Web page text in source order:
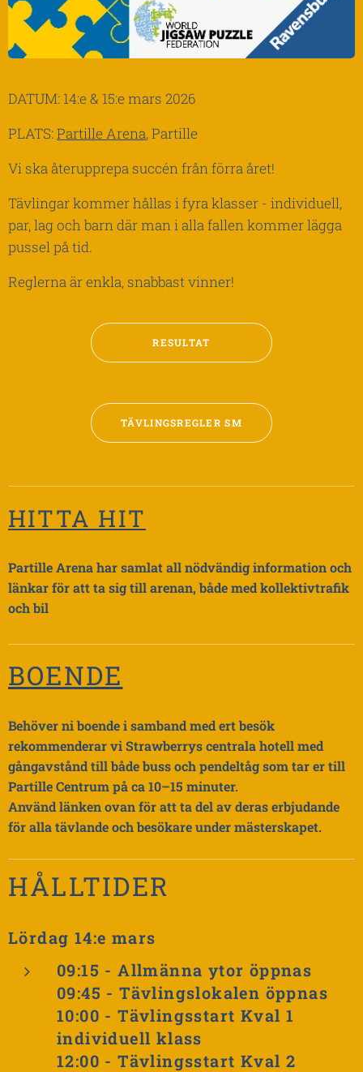
DATUM: 14:e & 15:e mars 2026
PLATS:Partille Arena, Partille
Vi ska återupprepa succén från förra året!
Tävlingar kommer hållas i fyra klasser - individuell,
par, lag och barn där man i alla fallen kommer lägga
pussel på tid.
Reglerna är enkla, snabbast vinner!
RESULTAT
TÄVLINGSREGLER SM
HITTA HIT
Partille Arena har samlat all nödvändig information och
länkar för att ta sig till arenan, både med kollektivtrafik
och bil
BOENDE
Behöver ni boende i samband med ert besök
rekommenderar vi Strawberrys centrala hotell med
gångavstånd till både buss och pendeltåg som tar er till
Partille Centrum på ca 10–15 minuter.
Använd länken ovan för att ta del av deras erbjudande
för alla tävlande och besökare under mästerskapet.
HÅLLTIDER
Lördag 14:e mars
09:15 - Allmänna ytor öppnas
09:45 - Tävlingslokalen öppnas
10:00 - Tävlingsstart Kval 1
individuell klass
12:00 - Tävlingsstart Kval 2